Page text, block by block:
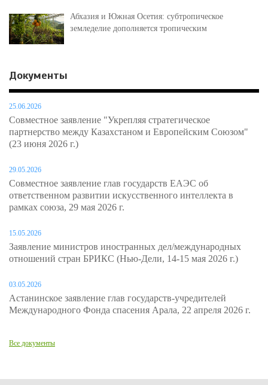
Абхазия и Южная Осетия: субтропическое
земледелие дополняется тропическим
Документы
25.06.2026
Совместное заявление "Укрепляя стратегическое
партнерство между Казахстаном и Европейским Союзом"
(23 июня 2026 г.)
29.05.2026
Совместное заявление глав государств ЕАЭС об
ответственном развитии искусственного интеллекта в
рамках союза, 29 мая 2026 г.
15.05.2026
Заявление министров иностранных дел/международных
отношений стран БРИКС (Нью-Дели, 14-15 мая 2026 г.)
03.05.2026
Астанинское заявление глав государств-учредителей
Международного Фонда спасения Арала, 22 апреля 2026 г.
Все документы